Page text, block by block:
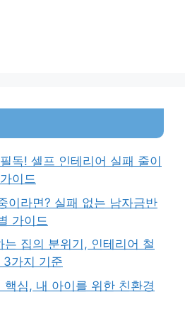
독! 셀프 인테리어 실패 줄이
이드
이라면? 실패 없는 남자금반
가이드
집의 분위기, 인테리어 철
3가지 기준
심, 내 아이를 위한 친환경